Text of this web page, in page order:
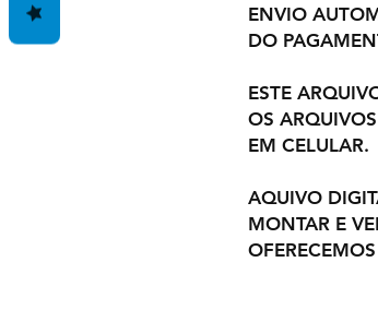
ENVIO
DO
ESTE
OS
EM CELULAR.
AQUIVO
MONTAR E